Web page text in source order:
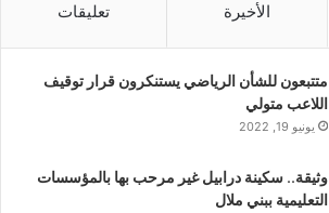
الأخيرة تعليقات
متتبعون للشأن الرياضي يستنكرون قرار توقيف
اللاعب متولي
يونيو 19, 2022
وثيقة.. سكينة درابيل غير مرحب بها بالمؤسسات
التعليمية ببني ملال